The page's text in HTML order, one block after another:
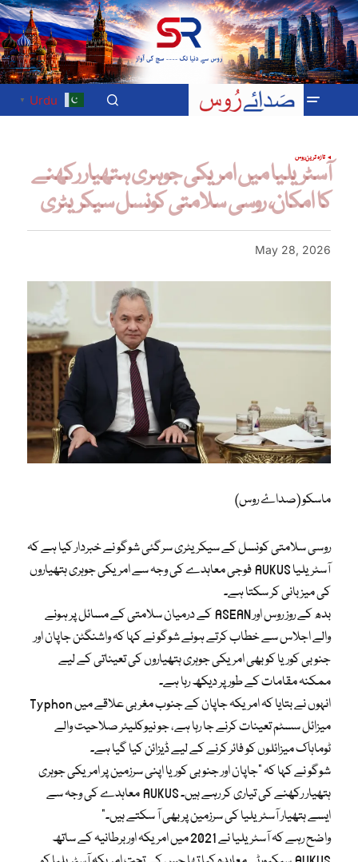
Urdu
▼
تازہ ترینروس
آسٹریلیا میں امریکی جوہری ہتھیار رکھنے
کا امکان، روسی سلامتی کونسل سیکریٹری
May 28, 2026
ماسکو (صداۓ روس)
روسی سلامتی کونسل کے سیکریٹری سرگئی شوگو نے خبردار کیا ہے کہ
آسٹریلیا AUKUS فوجی معاہدے کی وجہ سے امریکی جوہری ہتھیاروں
کی میزبانی کر سکتا ہے۔
بدھ کے روز روس اور ASEAN کے درمیان سلامتی کے مسائل پر ہونے
والے اجلاس سے خطاب کرتے ہوئے شوگو نے کہا کہ واشنگٹن جاپان اور
جنوبی کوریا کو بھی امریکی جوہری ہتھیاروں کی تعیناتی کے لیے
ممکنہ مقامات کے طور پر دیکھ رہا ہے۔
انہوں نے بتایا کہ امریکہ جاپان کے جنوب مغربی علاقے میں Typhon
میزائل سسٹم تعینات کرنے جا رہا ہے، جو نیوکلیئر صلاحیت والے
ٹوماہاک میزائلوں کو فائر کرنے کے لیے ڈیزائن کیا گیا ہے۔
شوگو نے کہا کہ “جاپان اور جنوبی کوریا اپنی سرزمین پر امریکی جوہری
ہتھیار رکھنے کی تیاری کر رہے ہیں۔ AUKUS معاہدے کی وجہ سے
ایسے ہتھیار آسٹریلیا کی سرزمین پر بھی آ سکتے ہیں۔”
واضح رہے کہ آسٹریلیا نے 2021 میں امریکہ اور برطانیہ کے ساتھ